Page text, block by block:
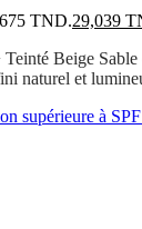
TND.29,039
Beige Sable
naturel et
supérieure à